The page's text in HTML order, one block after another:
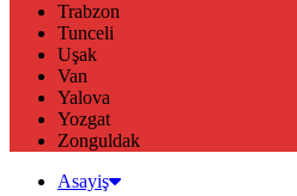
Trabzon
Tunceli
Uşak
Van
Yalova
Yozgat
Zonguldak
Asayiş